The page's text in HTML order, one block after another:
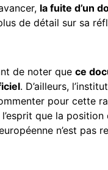
la fuite d’un
de détail sur sa
de noter que ce
. D’ailleurs,
pour cette
que la
n’est pas